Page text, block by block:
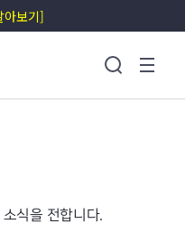
아보기]
식을 전합니다.